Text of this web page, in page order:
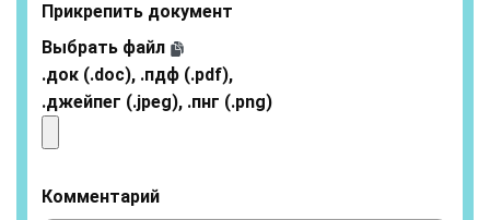
Прикрепить документ
Выбрать файл
.док (.doc), .пдф (.pdf),
.джейпег (.jpeg), .пнг (.png)
Комментарий